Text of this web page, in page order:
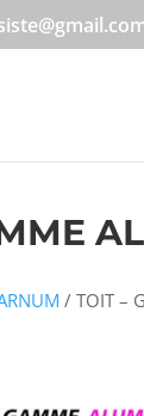
/ TOIT –